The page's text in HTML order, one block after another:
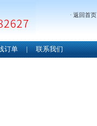
· 返回首页
订单 | 联系我们